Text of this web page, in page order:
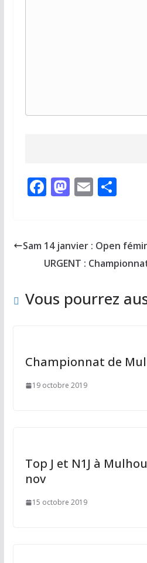
F
b
o
k
M
d
o
E
l
P
g
er
Sam 14 janvier : Open
URGENT :
Vous pourrez
Championnat de
19 octobre 2019
Top J et N1J à
nov
15 octobre 2019